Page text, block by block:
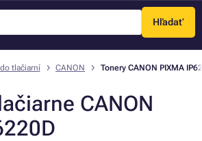
Hľadať
Menu
tlačiarní CANON Tonery CANON PIXMA
CANON